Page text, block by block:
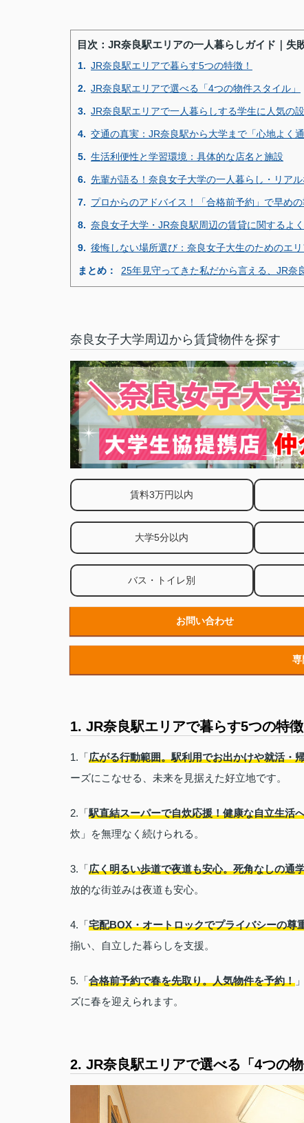
目次：JR奈良駅エリアの一人暮らしガイド｜失
1. JR奈良駅エリアで暮らす5つの特徴！
2. JR奈良駅エリアで選べる「4つの物件スタイル」
3. JR奈良駅エリアで一人暮らしする学生に人気の
4. 交通の真実：JR奈良駅から大学まで「心地よく
5. 生活利便性と学習環境：具体的な店名と施設
6. 先輩が語る！奈良女子大学の一人暮らし・リア
7. プロからのアドバイス！「合格前予約」で早めの
8. 奈良女子大学・JR奈良駅周辺の賃貸に関するよ
9. 後悔しない場所選び：奈良女子大生のためのエ
まとめ： 25年見守ってきた私だから言える、JR奈
奈良女子大学周辺から賃貸物件を探す
賃料3万円以内
大学5分以内
バス・トイレ別
お問い合わせ
専
1. JR奈良駅エリアで暮らす5つの特徴
1.「 広がる行動範囲。駅利用でお出かけや就活・
ーズにこなせる、未来を見据えた好立地です。
2.「駅直結スーパーで自炊応援！健康な自立生活
炊」を無理なく続けられる。
3.「 広く明るい歩道で夜道も安心。死角なしの通
放的な街並みは夜道も安心。
4.「 宅配BOX・オートロックでプライバシーの尊
揃い、自立した暮らしを支援。
5.「 合格前予約で春を先取り。人気物件を予約！
ズに春を迎えられます。
2. JR奈良駅エリアで選べる「4つの物